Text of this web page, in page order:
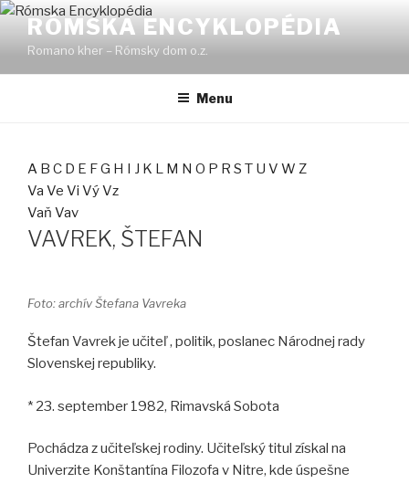
Prejsť
obsah
RÓMSKA ENCYKLOPÉDIA
Romano kher – Rómsky dom o.z.
Menu
A B C D E FG H I J K L M N O P R S T U V W Z
Va Ve Vi VýVz
Vaň Vav
VAVREK, ŠTEFAN
Foto: archív Štefana Vavreka
Štefan Vavrek je učiteľ , politik, poslanec Národnej rady
Slovenskej republiky.
* 23. september 1982, Rimavská Sobota
Pochádza z učiteľskej rodiny. Učiteľský titul získal na
Univerzite Konštantína Filozofa v Nitre, kde úspešne